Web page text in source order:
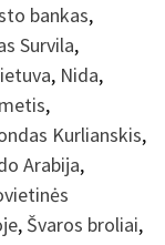
bankas,
Survila,
, Nida,
,
Kurlianskis,
Arabija,
, Švaros broliai,